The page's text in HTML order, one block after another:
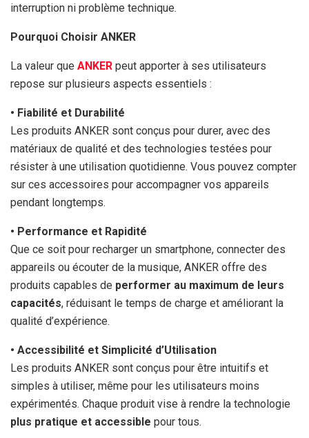
interruption ni problème technique.
Pourquoi Choisir ANKER
La valeur que ANKER peut apporter à ses utilisateurs
repose sur plusieurs aspects essentiels :
• Fiabilité et Durabilité
Les produits ANKER sont conçus pour durer, avec des
matériaux de qualité et des technologies testées pour
résister à une utilisation quotidienne. Vous pouvez compter
sur ces accessoires pour accompagner vos appareils
pendant longtemps.
• Performance et Rapidité
Que ce soit pour recharger un smartphone, connecter des
appareils ou écouter de la musique, ANKER offre des
produits capables de performer au maximum de leurs
capacités, réduisant le temps de charge et améliorant la
qualité d’expérience.
• Accessibilité et Simplicité d’Utilisation
Les produits ANKER sont conçus pour être intuitifs et
simples à utiliser, même pour les utilisateurs moins
expérimentés. Chaque produit vise à rendre la technologie
plus pratique et accessible pour tous.